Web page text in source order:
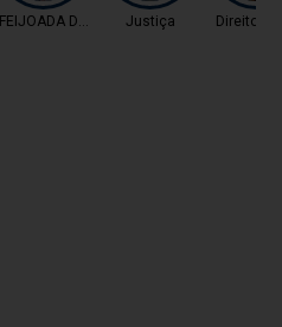
FEIJOADA DA PROPAGAN
Justiça Direitos